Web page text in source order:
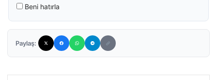
Beni hatırla
Paylaş: